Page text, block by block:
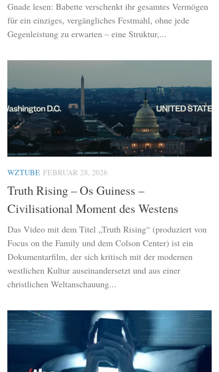
Gnade lesen: Babette verschenkt ihr gesamtes Vermögen
für ein einziges, vergängliches Festmahl, ohne jede
Gegenleistung zu erwarten – eine Struktur,...
WZTUBE FEBRUAR 28, 2026
Truth Rising – Os Guiness –
Civilisational Moment des Westens
Das Video mit dem Titel „Truth Rising“ (produziert von
Focus on the Family und dem Colson Center) ist ein
Dokumentarfilm, der sich kritisch mit der modernen
westlichen Kultur auseinandersetzt und aus einer
christlichen Weltanschauung...